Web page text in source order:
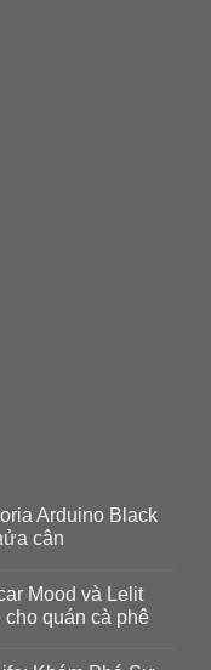
Arduino Black
cân
Mood và Lelit
quán cà phê